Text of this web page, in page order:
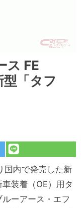
ス FE
「タフ
国内で発売した新
装着（OE）用タ
ーアース・エフ